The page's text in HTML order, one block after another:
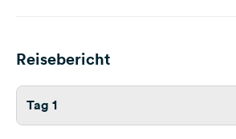
Reisebericht
Tag 1